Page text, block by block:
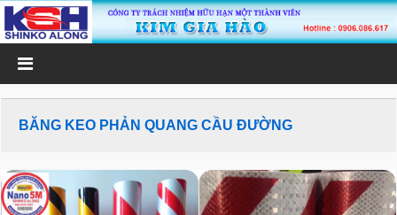
BĂNG KEO PHẢN QUANG CẦU ĐƯỜNG